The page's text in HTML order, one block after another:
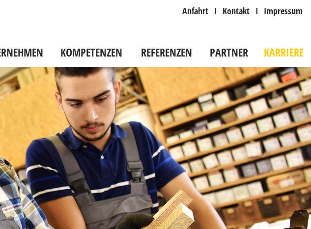
Anfahrt I Kontakt I Impressum
KOMPETENZEN REFERENZEN PARTNER KARRIERE